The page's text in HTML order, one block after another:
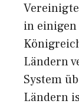
in
Ländern
System
Ländern